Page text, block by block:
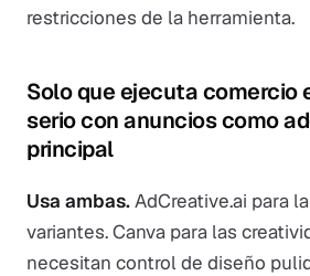
restricciones de la herramienta.
Solo que ejecuta comercio
serio con anuncios como
principal
Usa ambas.AdCreative.ai para
variantes. Canva para las
necesitan control de diseño